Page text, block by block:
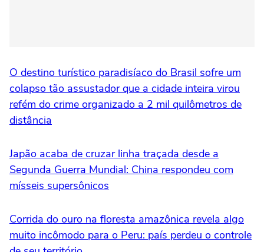
O destino turístico paradisíaco do Brasil sofre um
colapso tão assustador que a cidade inteira virou
refém do crime organizado a 2 mil quilômetros de
distância
Japão acaba de cruzar linha traçada desde a
Segunda Guerra Mundial: China respondeu com
mísseis supersônicos
Corrida do ouro na floresta amazônica revela algo
muito incômodo para o Peru: país perdeu o controle